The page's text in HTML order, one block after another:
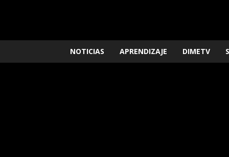
o
NOTICIAS APRENDIZAJE DIMETV